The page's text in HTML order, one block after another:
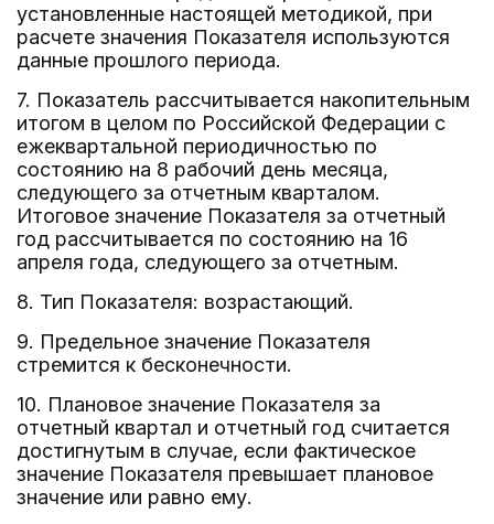
установленные настоящей методикой, при
расчете значения Показателя используются
данные прошлого периода.
7. Показатель рассчитывается накопительным
итогом в целом по Российской Федерации с
ежеквартальной периодичностью по
состоянию на 8 рабочий день месяца,
следующего за отчетным кварталом.
Итоговое значение Показателя за отчетный
год рассчитывается по состоянию на 16
апреля года, следующего за отчетным.
8. Тип Показателя: возрастающий.
9. Предельное значение Показателя
стремится к бесконечности.
10. Плановое значение Показателя за
отчетный квартал и отчетный год считается
достигнутым в случае, если фактическое
значение Показателя превышает плановое
значение или равно ему.